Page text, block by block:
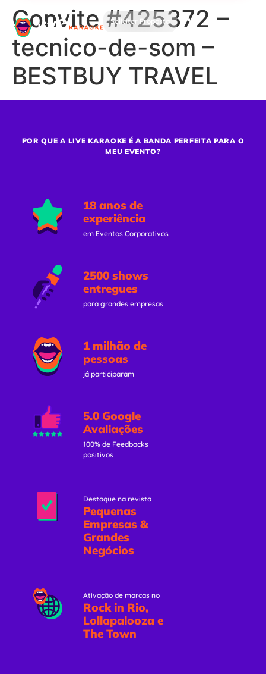
Solicitar Proposta
Convite #425372 –
tecnico-de-som –
BESTBUY TRAVEL
POR QUE A LIVE KARAOKE É A BANDA PERFEITA PARA O
MEU EVENTO?
18 anos de
experiência
em Eventos Corporativos
2500 shows
entregues
para grandes empresas
1 milhão de
pessoas
já participaram
5.0 Google
Avaliações
100% de Feedbacks
positivos
Destaque na revista
Pequenas
Empresas &
Grandes
Negócios
Ativação de marcas no
Rock in Rio,
Lollapalooza e
The Town